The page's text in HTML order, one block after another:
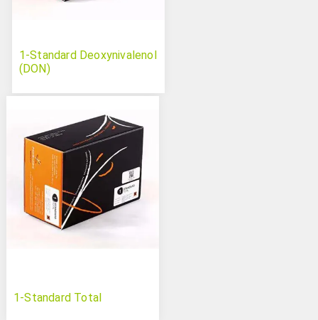
1-Standard Deoxynivalenol
(DON)
1-Standard Total